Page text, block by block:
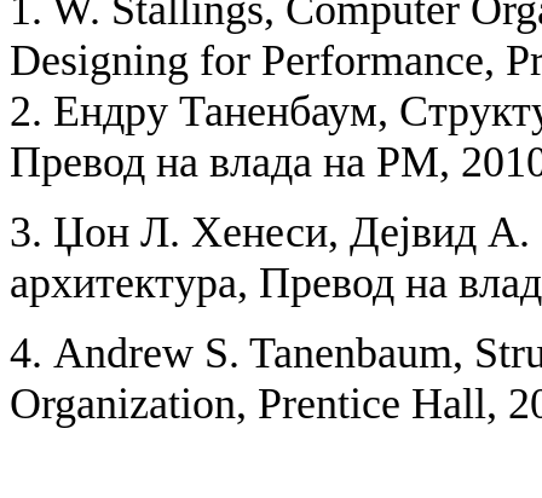
Designing for Performance,
2. Ендру Таненбаум,
Превод на влада на РМ,
3. Џон Л. Хенеси, Дејвид А.
архитектура, Превод на
4. Andrew S. Tanenbaum,
Organization, Prentice Hall,